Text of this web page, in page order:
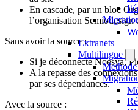
Extranets
Multilingue
En cascade, par un bloc
l’organisation Semiodesign
Sans avoir la source :
Si je déconnecte Noesya,
A la repasse des
par ses dépendances.
Avec la source :